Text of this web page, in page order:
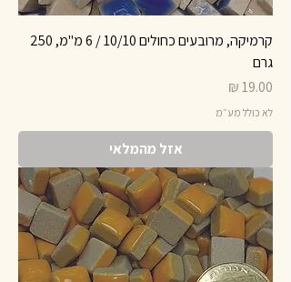
קרמיקה, מרובעים כחולים 10/10 / 6 מ"מ, 250
גרם
מחיר
לא כולל מע״מ
אזל מהמלאי